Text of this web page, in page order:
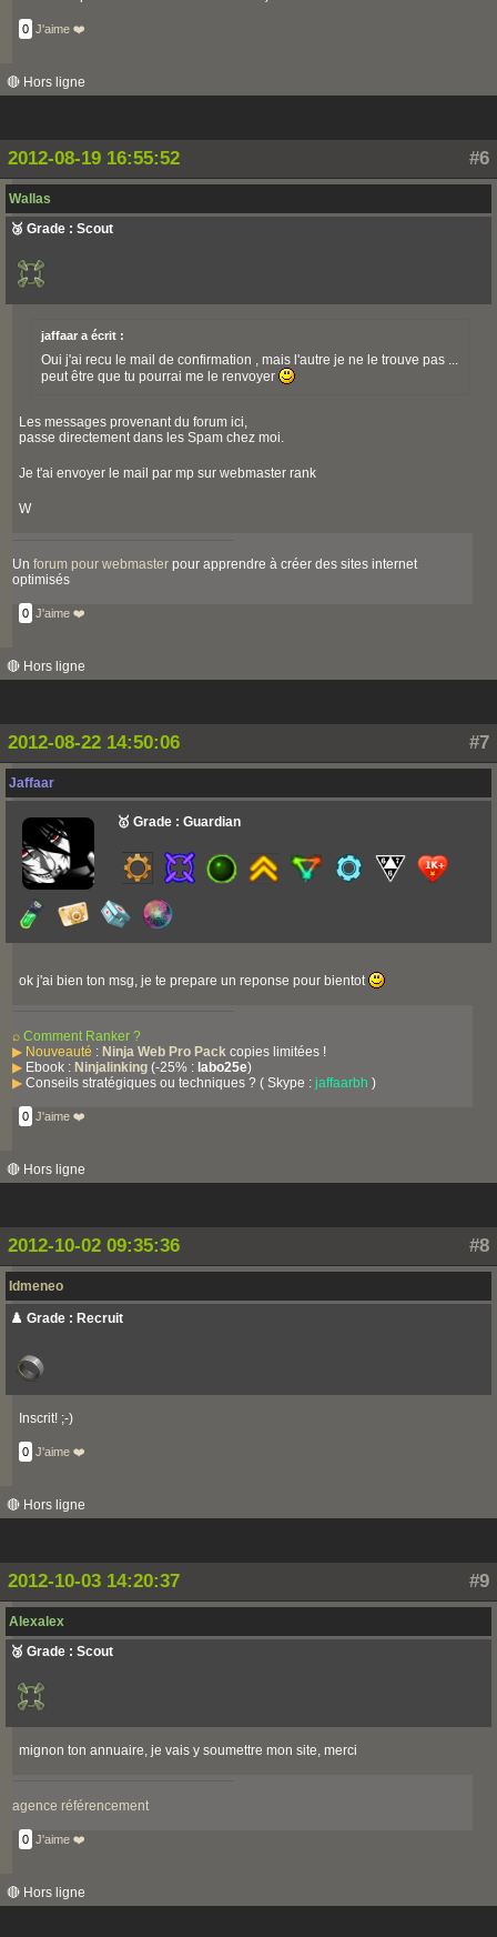
0 J'aime ❤️
🔴 Hors ligne
#6
2012-08-19 16:55:52
Wallas
🥉 Grade : Scout
jaffaar a écrit :
Oui j'ai recu le mail de confirmation , mais l'autre je ne le trouve pas ...
peut être que tu pourrai me le renvoyer
Les messages provenant du forum ici,
passe directement dans les Spam chez moi.
Je t'ai envoyer le mail par mp sur webmaster rank
W
Un forum pour webmaster pour apprendre à créer des sites internet
optimisés
0 J'aime ❤️
🔴 Hors ligne
#7
2012-08-22 14:50:06
Jaffaar
🥇 Grade : Guardian
ok j'ai bien ton msg, je te prepare un reponse pour bientot
⌕ Comment Ranker ?
▶ Nouveauté : Ninja Web Pro Pack copies limitées !
▶ Ebook : Ninjalinking (-25% : labo25e)
▶ Conseils stratégiques ou techniques ? ( Skype : jaffaarbh )
0 J'aime ❤️
🔴 Hors ligne
#8
2012-10-02 09:35:36
Idmeneo
♟️ Grade : Recruit
Inscrit! ;-)
0 J'aime ❤️
🔴 Hors ligne
#9
2012-10-03 14:20:37
Alexalex
🥉 Grade : Scout
mignon ton annuaire, je vais y soumettre mon site, merci
agence référencement
0 J'aime ❤️
🔴 Hors ligne